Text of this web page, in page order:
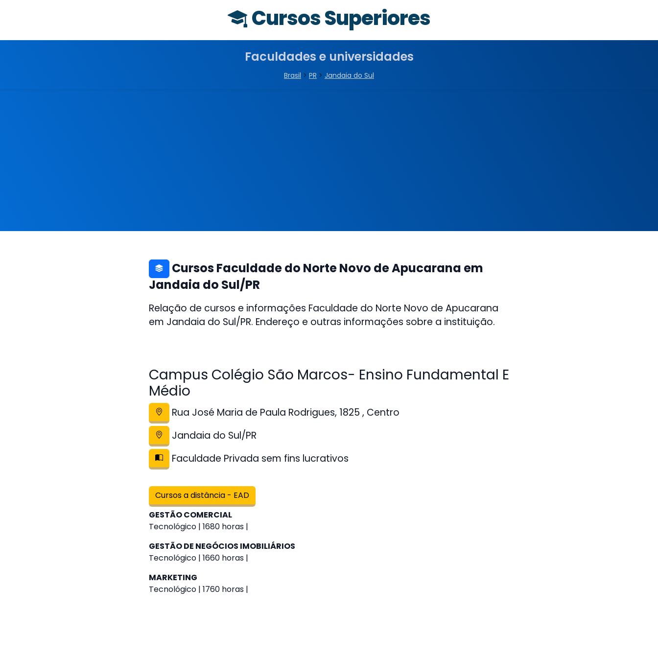
Cursos Superiores
Faculdades e universidades
Brasil > PR > Jandaia do Sul
Cursos Faculdade do Norte Novo de Apucarana em
Jandaia do Sul/PR
Relação de cursos e informações Faculdade do Norte Novo de Apucarana
em Jandaia do Sul/PR. Endereço e outras informações sobre a instituição.
Campus Colégio São Marcos- Ensino Fundamental E
Médio
Rua José Maria de Paula Rodrigues, 1825 , Centro
Jandaia do Sul/PR
Faculdade Privada sem fins lucrativos
Cursos a distância - EAD
GESTÃO COMERCIAL
Tecnológico | 1680 horas |
GESTÃO DE NEGÓCIOS IMOBILIÁRIOS
Tecnológico | 1660 horas |
MARKETING
Tecnológico | 1760 horas |